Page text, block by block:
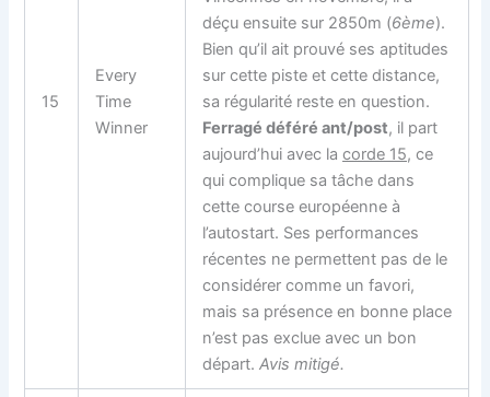
15
Every
Time
Winner
déçu ensuite sur 2850m (6ème).
Bien qu’il ait prouvé ses aptitudes
sur cette piste et cette distance,
sa régularité reste en question.
Ferragé déféré ant/post, il part
aujourd’hui avec lacorde 15, ce
qui complique sa tâche dans
cette course européenne à
l’autostart. Ses performances
récentes ne permettent pas de le
considérer comme un favori,
mais sa présence en bonne place
n’est pas exclue avec un bon
départ.Avis mitigé.